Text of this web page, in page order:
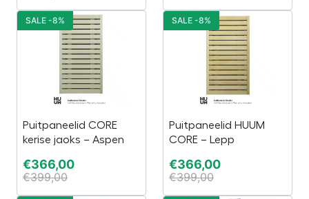
Puitpaneelid CORE
kerise jaoks – Aspen
€366,00
€399,00
SALE -8%
Puitpaneelid HUUM
CORE – Lepp
€366,00
€399,00
SALE -8%